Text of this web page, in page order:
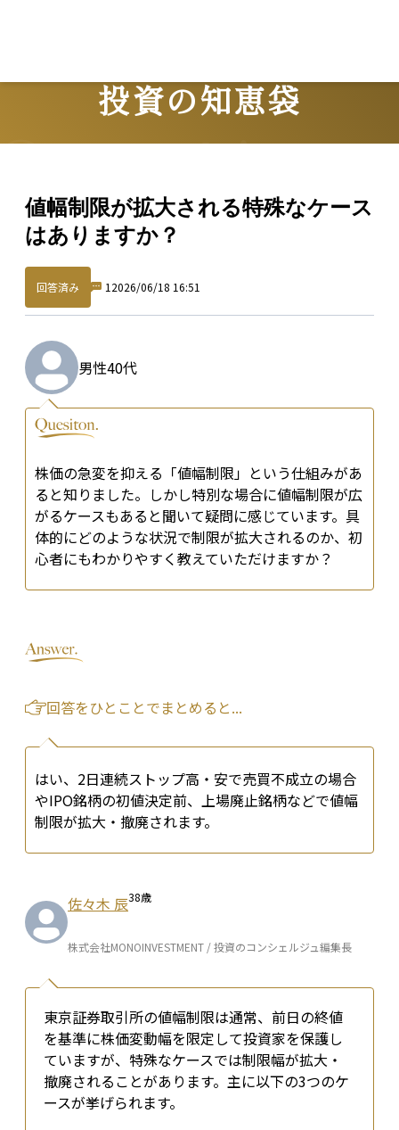
投資の知恵袋
値幅制限が拡大される特殊なケース
はありますか？
回答済み 1 2026/06/18 16:51
男性40代
株価の急変を抑える「値幅制限」という仕組みがあ
ると知りました。しかし特別な場合に値幅制限が広
がるケースもあると聞いて疑問に感じています。具
体的にどのような状況で制限が拡大されるのか、初
心者にもわかりやすく教えていただけますか？
回答をひとことでまとめると...
はい、2日連続ストップ高・安で売買不成立の場合
やIPO銘柄の初値決定前、上場廃止銘柄などで値幅
制限が拡大・撤廃されます。
佐々木 辰38歳
株式会社MONOINVESTMENT / 投資のコンシェルジュ編集長
東京証券取引所の値幅制限は通常、前日の終値
を基準に株価変動幅を限定して投資家を保護し
ていますが、特殊なケースでは制限幅が拡大・
撤廃されることがあります。主に以下の3つのケ
ースが挙げられます。